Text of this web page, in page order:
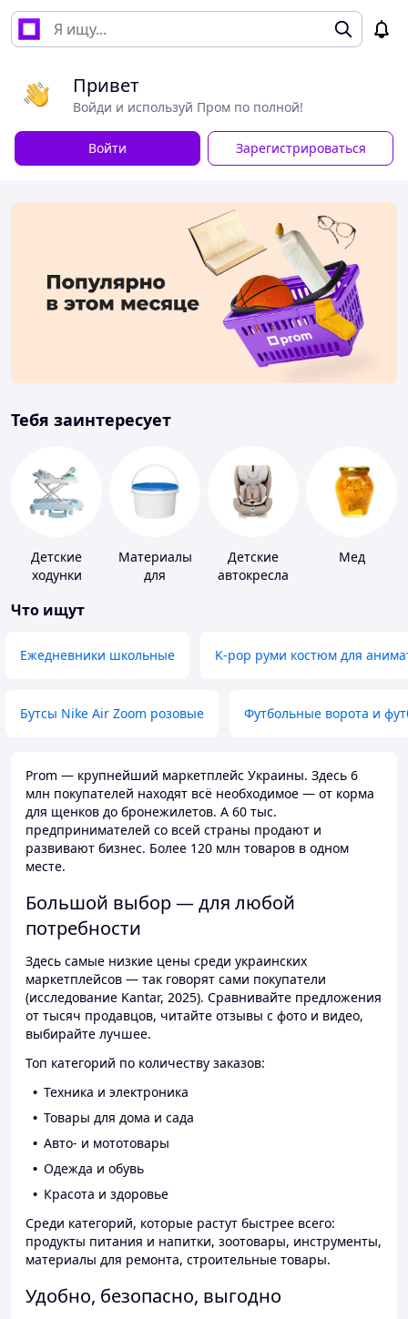
Привет
Войди и используй Пром по полной!
Войти Зарегистрироваться
Тебя заинтересует
Детские
ходунки
Материалы
для
Детские
автокресла
Мед
Что ищут
Ежедневники школьные K-pop руми костюм для
Бутсы Nike Air Zoom розовые Футбольные ворота и
Prom — крупнейший маркетплейс Украины. Здесь 6
млн покупателей находят всё необходимое — от корма
для щенков до бронежилетов. А 60 тыс.
предпринимателей со всей страны продают и
развивают бизнес. Более 120 млн товаров в одном
месте.
Большой выбор — для любой
потребности
Здесь самые низкие цены среди украинских
маркетплейсов — так говорят сами покупатели
(исследование Kantar, 2025). Сравнивайте предложения
от тысяч продавцов, читайте отзывы с фото и видео,
выбирайте лучшее.
Топ категорий по количеству заказов:
Техника и электроника
Товары для дома и сада
Авто- и мототовары
Одежда и обувь
Красота и здоровье
Среди категорий, которые растут быстрее всего:
продукты питания и напитки, зоотовары, инструменты,
материалы для ремонта, строительные товары.
Удобно, безопасно, выгодно